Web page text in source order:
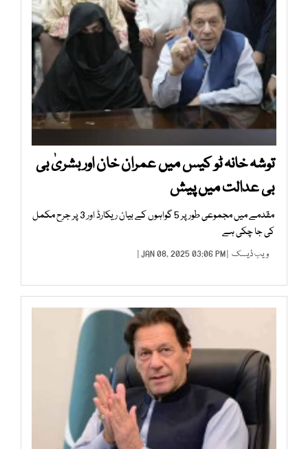
توشہ خانہ ٹو کیس میں عمران خان اور بشریٰ بی
بی عدالت میں پیش
مقدمے میں مجموعی طور پر 5 گواہوں کے بیان ریکارڈ اور 3 پر جرح مکمل
کی جا چکی ہے
ویب ڈیسک | JAN 08, 2025 03:06 PM |